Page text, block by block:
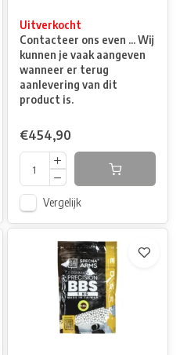
Uitverkocht
Contacteer ons even ... Wij
kunnen je vaak aangeven
wanneer er terug
aanlevering van dit
product is.
€454,90
Vergelijk